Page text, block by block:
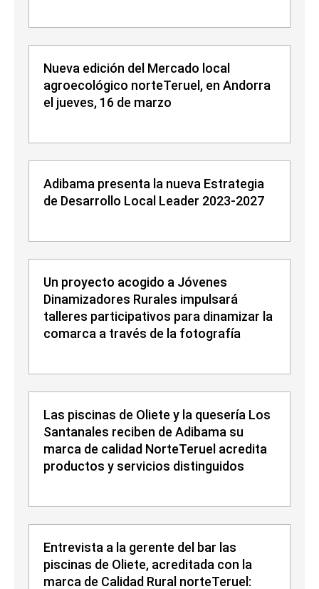
Nueva edición del Mercado local
agroecológico norteTeruel, en Andorra
el jueves, 16 de marzo
Adibama presenta la nueva Estrategia
de Desarrollo Local Leader 2023-2027
Un proyecto acogido a Jóvenes
Dinamizadores Rurales impulsará
talleres participativos para dinamizar la
comarca a través de la fotografía
Las piscinas de Oliete y la quesería Los
Santanales reciben de Adibama su
marca de calidad NorteTeruel acredita
productos y servicios distinguidos
Entrevista a la gerente del bar las
piscinas de Oliete, acreditada con la
marca de Calidad Rural norteTeruel: